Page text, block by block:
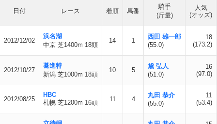
日付 レース 着順 馬番
騎手
(斤量)
人気
(オッズ)
2012/12/02
浜名湖
中京 芝1400m 18頭
14 1
西田 雄一郎
(55.0)
18
(173.2)
2012/10/27
驀進特
新潟 芝1000m 18頭
10 5
黛 弘人
(51.0)
16
(97.0)
2012/08/25
HBC
札幌 芝1200m 16頭
11 4
丸田 恭介
(55.0)
11
(53.4)